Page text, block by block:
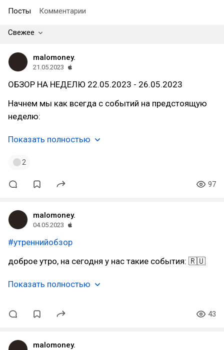
Посты Комментарии
Свежее
malomoney.
21.05.2023
ОБЗОР НА НЕДЕЛЮ 22.05.2023 - 26.05.2023
Начнем мы как всегда с событий на предстоящую
неделю:
Показать полностью
2
97
malomoney.
04.05.2023
#утреннийобзор
доброе утро, на сегодня у нас такие события: 🇷🇺
Показать полностью
43
malomoney.